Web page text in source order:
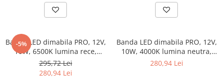
Senzori de miscare, crepusculari si
ceasuri programabile
defectului de arc electric
Cabluri electrice
-5%
Banda LED dimabila PRO, 12V,
10W, 6500K lumina rece,
1050lm, SMD2835 60LED/ml,
IP20, Eurolamp (rola 30m)
295,72 Lei
280,94 Lei
Banda LED dimabila PRO, 12V,
10W, 4000K lumina neutra,
1030lm, SMD2835 60LED/ml,
280,94 Lei